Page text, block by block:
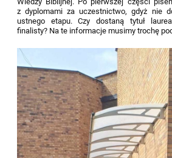
z dyplomami za uczestnictwo, gdyż nie
ustnego etapu. Czy dostaną tytuł
finalisty? Na te informacje musimy trochę